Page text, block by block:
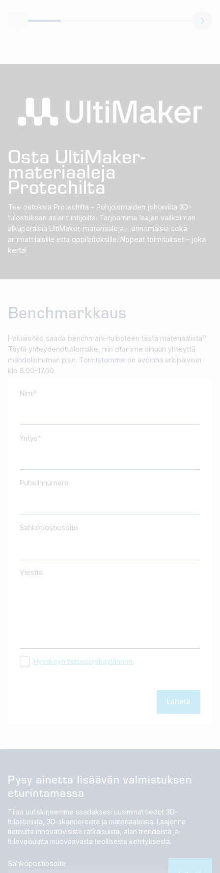
Osta UltiMaker-
materiaaleja
Protechilta
Tee ostoksia Protechilta – Pohjoismaiden johtavilta 3D-
tulostuksen asiantuntijoilta. Tarjoamme laajan valikoiman
alkuperäisiä UltiMaker-materiaaleja – erinomaisia sekä
ammattilaisille että oppilaitoksille. Nopeat toimitukset – joka
kerta!
Benchmarkkaus
Haluaisitko saada benchmark-tulosteen tästä materiaalista?
Täytä yhteydenottolomake, niin otamme sinuun yhteyttä
mahdolisimman pian. Toimistomme on avoinna arkipäivisin
klo 8.00-17.00
Nimi
Yritys
Puhelinnumero
Sähköpostiosoite
Viestisi
Hyväksyn tietosuojakäytännön.
Pysy ainetta lisäävän valmistuksen
eturintamassa
Tilaa uutiskirjeemme saadaksesi uusimmat tiedot 3D-
tulostimista, 3D-skannereista ja materiaaleista. Laajenna
tietoutta innovatiivisista ratkaisuista, alan trendeistä ja
tulevaisuutta muovaavasta teollisesta kehityksestä.
Sähköpostiosoite